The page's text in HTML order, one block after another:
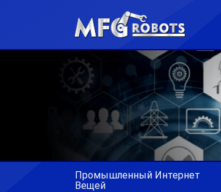
Промышленный Интернет
Вещей